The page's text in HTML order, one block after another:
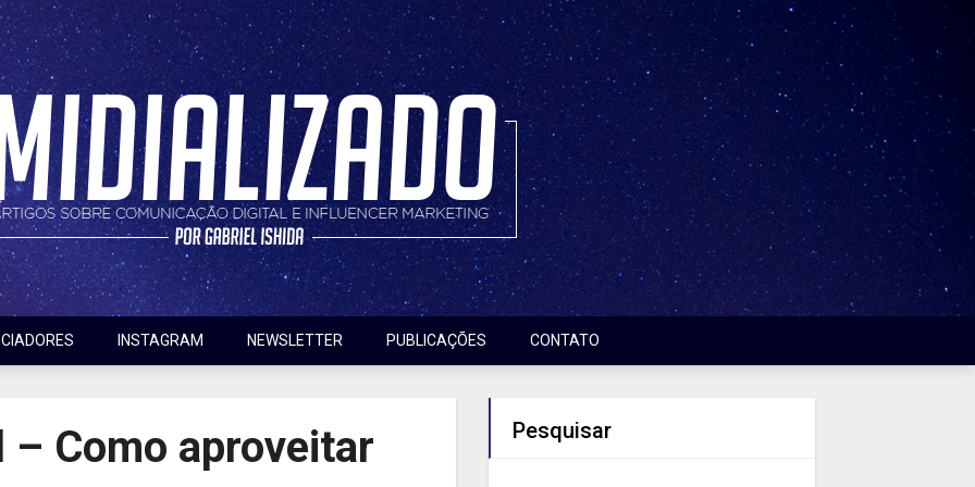
INSTAGRAM NEWSLETTER PUBLICAÇÕES CONTATO
marketing
– Como aproveitar
Pesquisar